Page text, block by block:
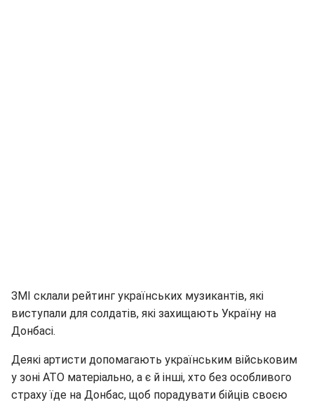
ЗМІ склали рейтинг українських музикантів, які
виступали для солдатів, які захищають Україну на
Донбасі.
Деякі артисти допомагають українським військовим
у зоні АТО матеріально, а є й інші, хто без особливого
страху їде на Донбас, щоб порадувати бійців своєю